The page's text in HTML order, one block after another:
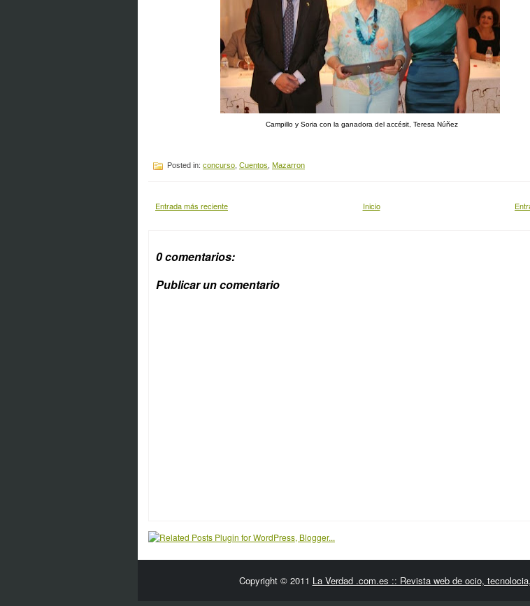
Campillo y Soria con la ganadora del accésit, Teresa Núñez
Posted in: concurso Cuentos Mazarron
Entrada más reciente Inicio
0 comentarios:
Publicar un comentario
Copyright © 2011 La Verdad .com.es :: Revista web de ocio,